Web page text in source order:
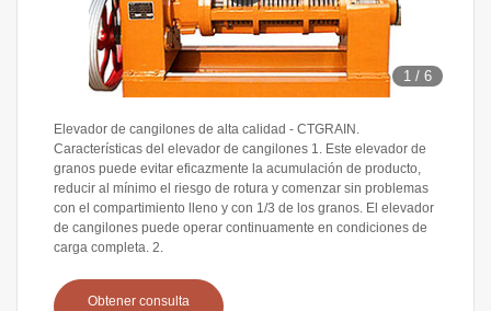
1 /6
Elevador de cangilones de alta calidad - CTGRAIN.
Características del elevador de cangilones 1. Este elevador de
granos puede evitar eficazmente la acumulación de producto,
reducir al mínimo el riesgo de rotura y comenzar sin problemas
con el compartimiento lleno y con 1/3 de los granos. El elevador
de cangilones puede operar continuamente en condiciones de
carga completa. 2.
Obtener consulta